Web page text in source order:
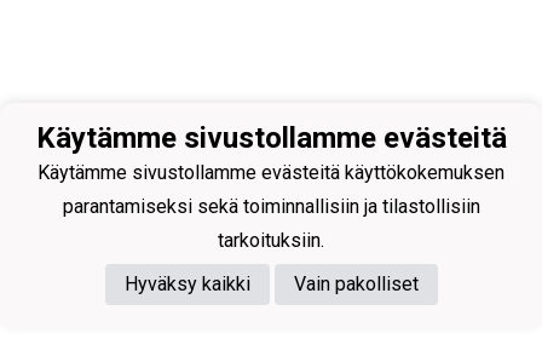
Käytämme sivustollamme evästeitä
Käytämme sivustollamme evästeitä käyttökokemuksen
parantamiseksi sekä toiminnallisiin ja tilastollisiin
tarkoituksiin.
Hyväksy kaikki
Vain pakolliset